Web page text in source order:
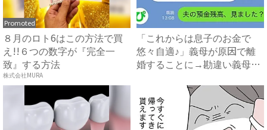
Promoted
８月のロト6はこの方法で買
え!!６つの数字が『完全一
致』する方法
株式会社MURA
「これからは息子のお金で
悠々自適♪」義母が原因で離
婚することに→勘違い義母に